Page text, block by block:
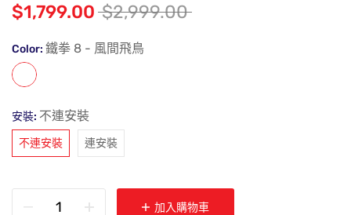
$1,799.00 $2,999.00
Color: 鐵拳 8 - 風間飛鳥
安裝: 不連安裝
不連安裝 連安裝
加入購物車